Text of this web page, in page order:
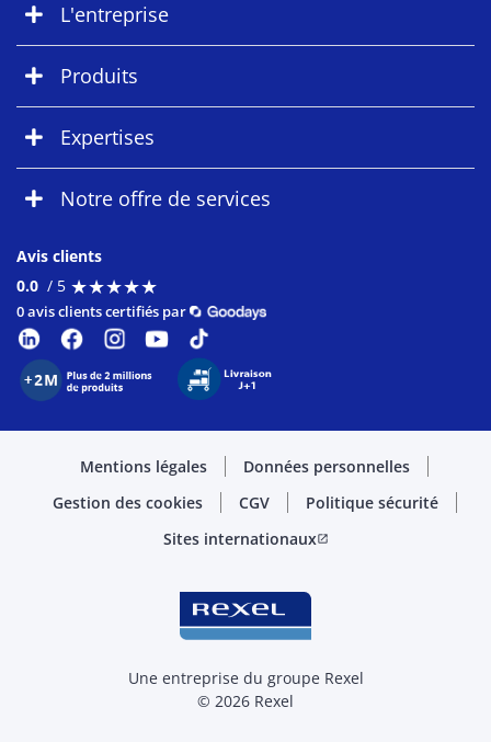
L'entreprise
Produits
Expertises
Notre offre de services
Avis clients
0.0 / 5 ★★★★★
★★★★★
0 avis clients certifiés par
Mentions légales
Données personnelles
Gestion des cookies
CGV
Politique sécurité
Sites internationauxopen_in_new
Une entreprise du groupe Rexel
© 2026 Rexel